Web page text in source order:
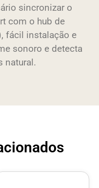
sincronizar o
com o hub de
fácil instalação e
sonoro e detecta
natural.